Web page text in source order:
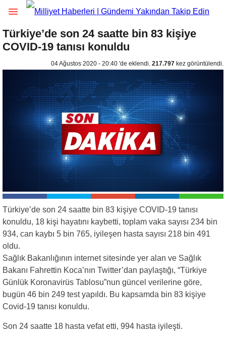
Türkiye’de son 24 saatte bin 83 kişiye
COVID-19 tanısı konuldu
04 Ağustos 2020 - 20:40 'de eklendi. 217.797 kez görüntülendi.
Türkiye’de son 24 saatte bin 83 kişiye COVID-19 tanısı
konuldu, 18 kişi hayatını kaybetti, toplam vaka sayısı 234 bin
934, can kaybı 5 bin 765, iyileşen hasta sayısı 218 bin 491
oldu.
Sağlık Bakanlığının internet sitesinde yer alan ve Sağlık
Bakanı Fahrettin Koca’nın Twitter’dan paylaştığı, “Türkiye
Günlük Koronavirüs Tablosu”nun güncel verilerine göre,
bugün 46 bin 249 test yapıldı. Bu kapsamda bin 83 kişiye
Covid-19 tanısı konuldu.
Son 24 saatte 18 hasta vefat etti, 994 hasta iyileşti.